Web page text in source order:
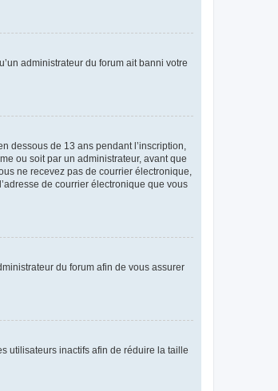
administrateur du forum ait banni votre
dessous de 13 ans pendant l’inscription,
ou soit par un administrateur, avant que
ne recevez pas de courrier électronique,
de courrier électronique que vous
du forum afin de vous assurer
utilisateurs inactifs afin de réduire la taille